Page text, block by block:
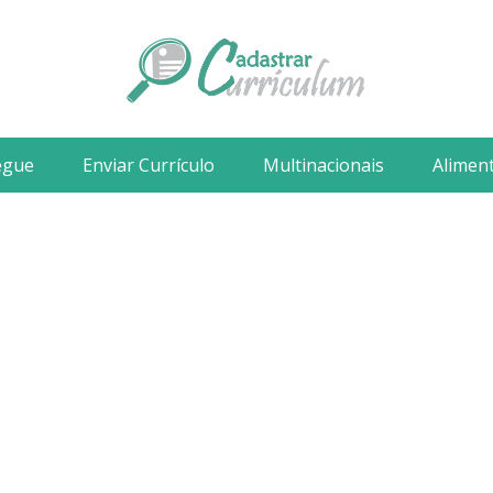
Enviar Currículo Multinacionais